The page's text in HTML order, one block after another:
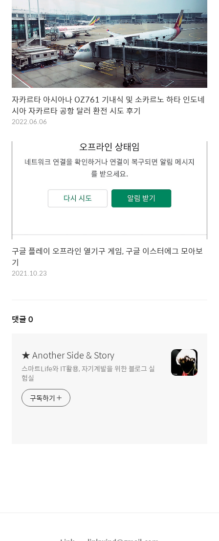
자카르타 아시아나 OZ761 기내식 및 소카르노 하타 인도네
시아 자카르타 공항 달러 환전 시도 후기
2022.06.06
구글 플레이 오프라인 열기구 게임, 구글 이스터에그 모아보
기
2021.10.23
댓글 0
★ Another Side & Story
스마트Life와 IT활용, 자기계발을 위한 블로그 실
험실
구독하기